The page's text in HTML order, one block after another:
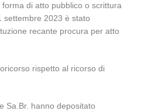
di atto pubblico o scrittura
settembre 2023 è stato
recante procura per atto
rispetto al ricorso di
Sa.Br. hanno depositato